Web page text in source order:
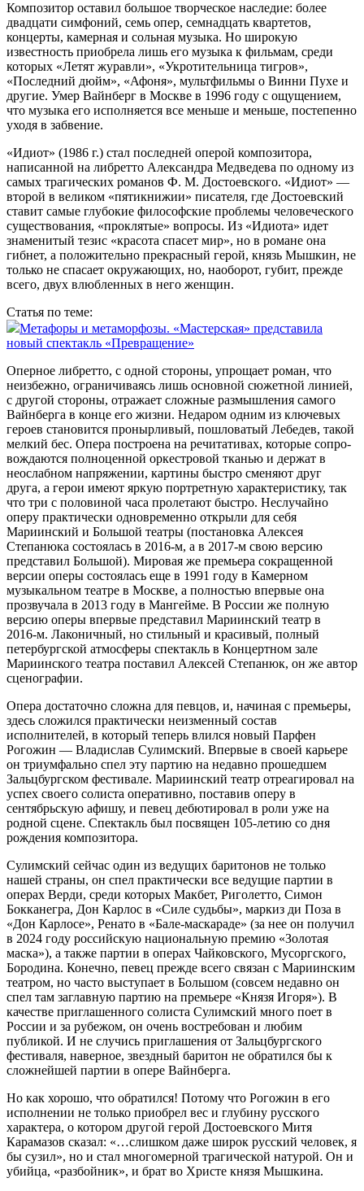
Композитор оставил большое творческое наследие: более
двадцати симфоний, семь опер, семнадцать квартетов,
концерты, камерная и сольная музыка. Но широкую
известность приобрела лишь его музыка к фильмам, среди
которых «Летят журавли», «Укротительница тигров»,
«Последний дюйм», «Афоня», мультфильмы о Винни Пухе и
другие. Умер Вайнберг в Москве в 1996 году с ощущением,
что музыка его исполняется все меньше и меньше, постепенно
уходя в забвение.
«Идиот» (1986 г.) стал последней оперой композитора,
написанной на либретто Александра Медведева по одному из
самых трагических романов Ф. М. Достоевского. «Идиот» —
второй в великом «пятикнижии» писателя, где Достоевский
ставит самые глубокие философские проблемы человеческого
существования, «проклятые» вопросы. Из «Идиота» идет
знаменитый тезис «красота спасет мир», но в романе она
гибнет, а положительно прекрасный герой, князь Мышкин, не
только не спасает окружающих, но, наоборот, губит, прежде
всего, двух влюбленных в него женщин.
Статья по теме:
Метафоры и метаморфозы. «Мастерская» представила
новый спектакль «Превращение»
Оперное либретто, с одной стороны, упрощает роман, что
неизбежно, ограничиваясь лишь основной сюжетной линией,
с другой стороны, отражает сложные размышления самого
Вайнберга в конце его жизни. Недаром одним из ключевых
героев становится пронырливый, пошловатый Лебедев, такой
мелкий бес. Опера построена на речитативах, которые сопро­
вождаются полноценной оркестровой тканью и держат в
неослабном напряжении, картины быстро сменяют друг
друга, а герои имеют яркую портретную характеристику, так
что три с половиной часа пролетают быстро. Неслучайно
оперу практически одновременно открыли для себя
Мариинский и Большой театры (постановка Алексея
Степанюка состоялась в 2016-м,­ а в 2017-м свою версию
представил Большой). Мировая же премьера сокращенной
версии оперы состоялась еще в 1991 году в Камерном
музыкальном театре в Москве, а полностью впервые она
прозвучала в 2013 году в Мангейме. В России же полную
версию оперы впервые представил Мариинский театр в
2016‑м. Лаконичный, но стильный и красивый, полный
петербургской атмосферы спектакль в Концертном зале
Мариинского театра поставил Алексей Степанюк, он же автор
сценографии.
Опера достаточно сложна для певцов, и, начиная с премьеры,
здесь сложился практически неизменный состав
исполнителей, в который теперь влился новый Парфен
Рогожин — Владислав Сулимский. Впервые в своей карьере
он триумфально спел эту партию на недавно прошедшем
Зальцбургском фестивале. Мариинский театр отреагировал на
успех своего солиста оперативно, поставив оперу в
сентябрьскую афишу, и певец дебютировал в роли уже на
родной сцене. Спектакль был посвящен 105‑летию со дня
рождения композитора.
Сулимский сейчас один из ведущих баритонов не только
нашей страны, он спел практически все ведущие партии в
операх Верди, среди которых Макбет, Риголетто, Симон
Бокканегра, Дон Карлос в «Силе судьбы», маркиз ди Поза в
«Дон Карлосе», Ренато в «Бале-маскараде» (за нее он получил
в 2024 году российскую национальную премию «Золотая
маска»), а также партии в операх Чайковского, Мусоргского,
Бородина. Конечно, певец прежде всего связан с Мариинским
театром, но часто выступает в Большом (совсем недавно он
спел там заглавную партию на премьере «Князя Игоря»). В
качестве приглашенного солиста Сулимский много поет в
России и за рубежом, он очень востребован и любим
публикой. И не случись приглашения от Зальцбургского
фестиваля, наверное, звездный баритон не обратился бы к
сложнейшей партии в опере Вайнберга.
Но как хорошо, что обратился! Потому что Рогожин в его
исполнении не только приобрел вес и глубину русского
характера, о котором другой герой Достоевского Митя
Карамазов сказал: «…слишком даже широк русский человек, я
бы сузил», но и стал многомерной трагической натурой. Он и
убийца, «разбойник», и брат во Христе князя Мышкина.